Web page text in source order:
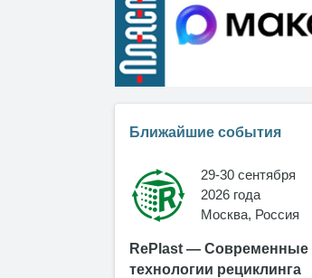
Ближайшие события
29-30 сентября
2026 года
Москва, Россия
RePlast — Современные
технологии рециклинга